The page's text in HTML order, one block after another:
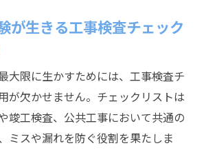
が生きる工事検査チェック
大限に生かすためには、工事検査チ
が欠かせません。チェックリストは
竣工検査、公共工事において共通の
ミスや漏れを防ぐ役割を果たしま